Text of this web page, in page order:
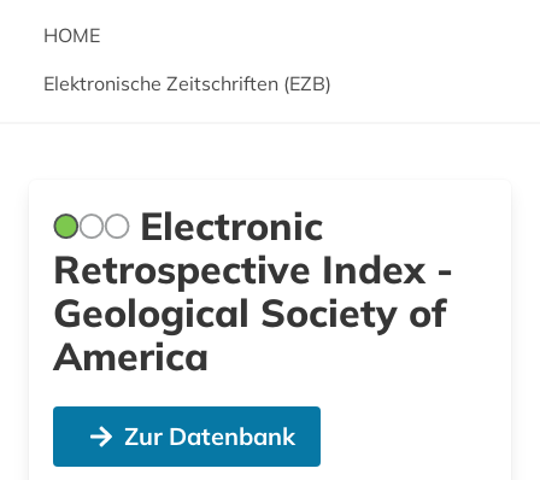
HOME
Elektronische Zeitschriften (EZB)
Electronic
Retrospective Index -
Geological Society of
America
Zur Datenbank